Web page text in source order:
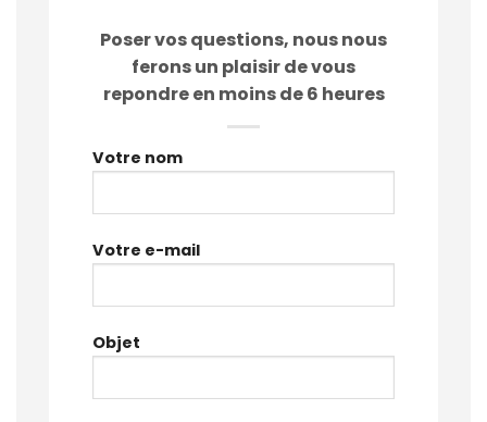
Poser vos questions, nous nous
ferons un plaisir de vous
repondre en moins de 6 heures
Votre nom
Votre e-mail
Objet